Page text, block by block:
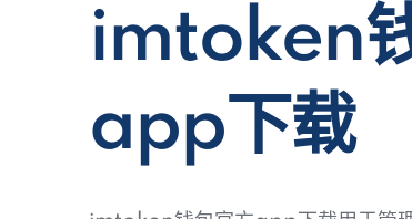
imtoken
app下载